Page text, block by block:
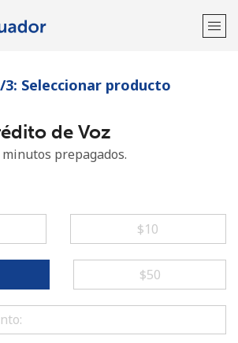
¡Bienvenido!
una cuenta?Inicia sesión →
3: Seleccionar producto
de Voz
prepagados.
⁦$10⁩
⁦$50⁩